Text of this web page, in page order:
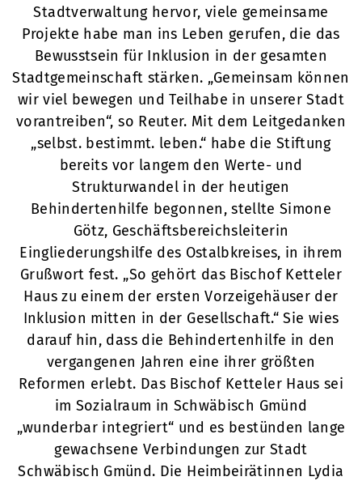
Stadtverwaltung hervor, viele gemeinsame
Projekte habe man ins Leben gerufen, die das
Bewusstsein für Inklusion in der gesamten
Stadtgemeinschaft stärken. „Gemeinsam können
wir viel bewegen und Teilhabe in unserer Stadt
vorantreiben“, so Reuter. Mit dem Leitgedanken
„selbst. bestimmt. leben.“ habe die Stiftung
bereits vor langem den Werte- und
Strukturwandel in der heutigen
Behindertenhilfe begonnen, stellte Simone
Götz, Geschäftsbereichsleiterin
Eingliederungshilfe des Ostalbkreises, in ihrem
Grußwort fest. „So gehört das Bischof Ketteler
Haus zu einem der ersten Vorzeigehäuser der
Inklusion mitten in der Gesellschaft.“ Sie wies
darauf hin, dass die Behindertenhilfe in den
vergangenen Jahren eine ihrer größten
Reformen erlebt. Das Bischof Ketteler Haus sei
im Sozialraum in Schwäbisch Gmünd
„wunderbar integriert“ und es bestünden lange
gewachsene Verbindungen zur Stadt
Schwäbisch Gmünd. Die Heimbeirätinnen Lydia